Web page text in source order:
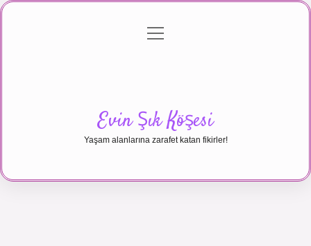
Gizlilik Politikası
menüyü
Evin Şık Köşesi
Yaşam alanlarına zarafet katan fikirler!